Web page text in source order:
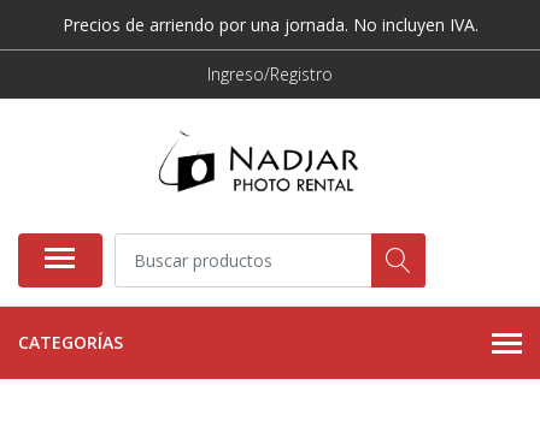
Precios de arriendo por una jornada. No incluyen IVA.
Ingreso/Registro
CATEGORÍAS